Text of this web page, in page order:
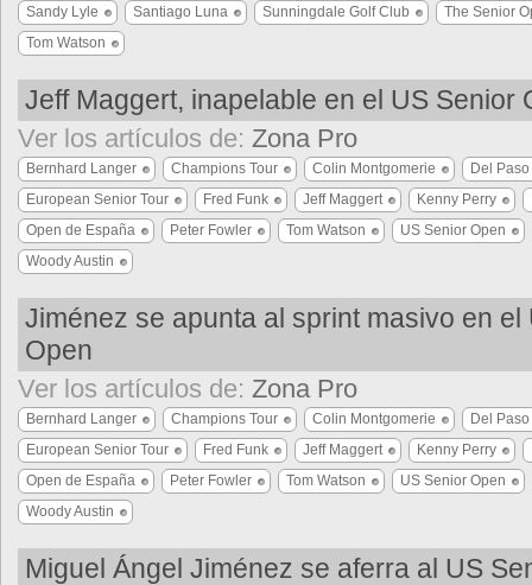
Sandy Lyle
Santiago Luna Sunningdale Golf Club
The Senior
Tom Watson
Jeff Maggert, inapelable en el US Senior
Ver los artículos de: Zona Pro
Bernhard Langer Champions Tour Colin Montgomerie
Del
European Senior Tour
Fred Funk Jeff Maggert Kenny Perry
Open de España
Peter Fowler Tom Watson
US Senior Open
Woody Austin
Jiménez se apunta al sprint masivo en el
Open
Ver los artículos de: Zona Pro
Bernhard Langer Champions Tour Colin Montgomerie
Del
European Senior Tour
Fred Funk Jeff Maggert Kenny Perry
Open de España
Peter Fowler Tom Watson
US Senior Open
Woody Austin
Miguel Ángel Jiménez se aferra al US